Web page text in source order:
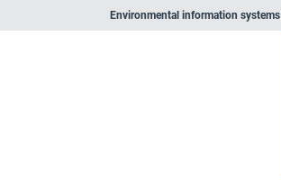
Environmental information systems